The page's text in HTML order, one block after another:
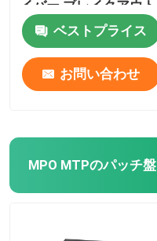
イバー ブレイクアウト
ケーブル 1M
ベストプライス
お問い合わせ
MPO MTPのパッチ盤